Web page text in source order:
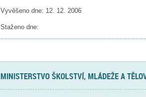
Vyvěšeno dne: 12. 12. 2006
Staženo dne:
MINISTERSTVO ŠKOLSTVÍ, MLÁDEŽE A